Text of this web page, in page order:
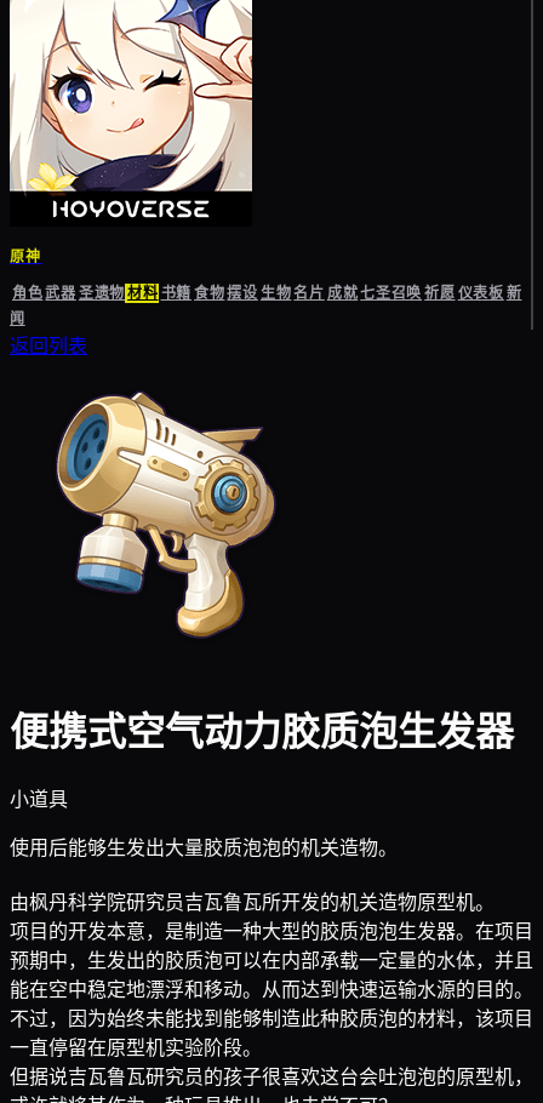
原神
角色武器圣遗物材料书籍食物摆设生物名片成就七圣召唤祈愿仪表板新
闻
返回列表
便携式空气动力胶质泡生发器
小道具
使用后能够生发出大量胶质泡泡的机关造物。
由枫丹科学院研究员吉瓦鲁瓦所开发的机关造物原型机。
项目的开发本意，是制造一种大型的胶质泡泡生发器。在项目
预期中，生发出的胶质泡可以在内部承载一定量的水体，并且
能在空中稳定地漂浮和移动。从而达到快速运输水源的目的。
不过，因为始终未能找到能够制造此种胶质泡的材料，该项目
一直停留在原型机实验阶段。
但据说吉瓦鲁瓦研究员的孩子很喜欢这台会吐泡泡的原型机，